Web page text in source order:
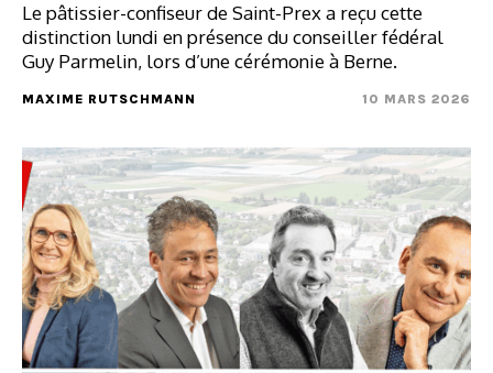
Le pâtissier-confiseur de Saint-Prex a reçu cette
distinction lundi en présence du conseiller fédéral
Guy Parmelin, lors d’une cérémonie à Berne.
MAXIME RUTSCHMANN 10 MARS 2026